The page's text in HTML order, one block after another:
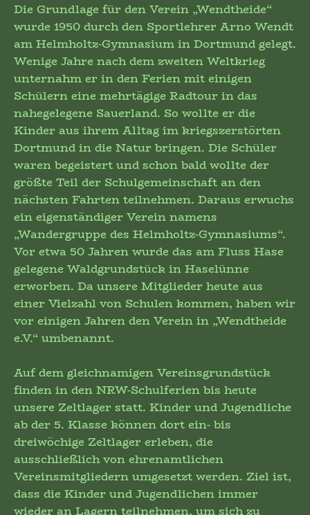
Die Grundlage für den Verein „Wendtheide“
wurde 1950 durch den Sportlehrer Arno Wendt
am Helmholtz-Gymnasium in Dortmund gelegt.
Wenige Jahre nach dem zweiten Weltkrieg
unternahm er in den Ferien mit einigen
Schülern eine mehrtägige Radtour in das
nahegelegene Sauerland. So wollte er die
Kinder aus ihrem Alltag im kriegszerstörten
Dortmund in die Natur bringen. Die Schüler
waren begeistert und schon bald wollte der
größte Teil der Schulgemeinschaft an den
nächsten Fahrten teilnehmen. Daraus erwuchs
ein eigenständiger Verein namens
„Wandergruppe des Helmholtz-Gymnasiums“.
Vor etwa 50 Jahren wurde das am Fluss Hase
gelegene Waldgrundstück in Haselünne
erworben. Da unsere Mitglieder heute aus
einer Vielzahl von Schulen kommen, haben wir
vor einigen Jahren den Verein in „Wendtheide
e.V.“ umbenannt.
Auf dem gleichnamigen Vereinsgrundstück
finden in den NRW-Schulferien bis heute
unsere Zeltlager statt. Kinder und Jugendliche
ab der 5. Klasse können dort ein- bis
dreiwöchige Zeltlager erleben, die
ausschließlich von ehrenamtlichen
Vereinsmitgliedern umgesetzt werden. Ziel ist,
dass die Kinder und Jugendlichen immer
wieder an Lagern teilnehmen, um sich zu